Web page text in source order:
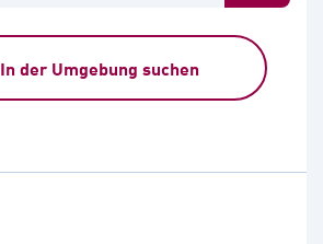
In der Umgebung suchen